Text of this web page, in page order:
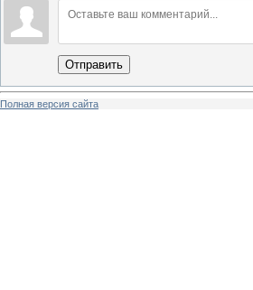
Отправить
Полная версия сайта